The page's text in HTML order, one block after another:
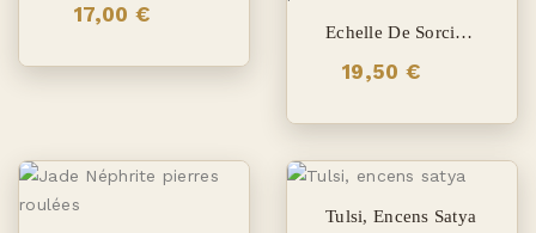
17,00 €
Echelle De Sorcière Protection
19,50 €
Tulsi, Encens Satya